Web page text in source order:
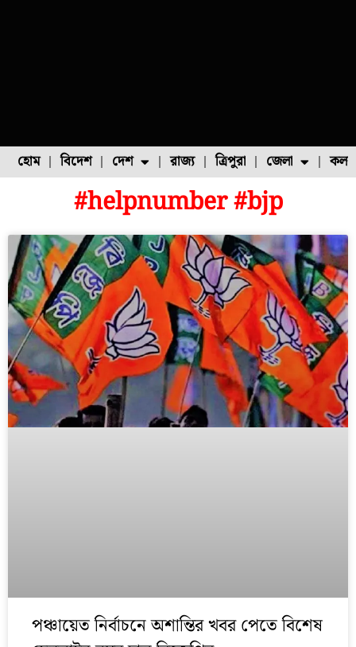
হোম বিদেশ দেশ
ফুল চাষ ফল চাষ মাছ চাষ
রাজ্য ত্রিপুরা জেলা
উত্তর ২৪ পরগনা
#helpnumber #bjp
পঞ্চায়েত নির্বাচনে অশান্তির খবর পেতে বিশেষ